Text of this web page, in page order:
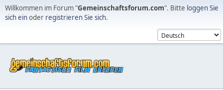
Willkommen im Forum "Gemeinschaftsforum.com". Bitte loggen Sie
sich einoder registrieren Sie sich.